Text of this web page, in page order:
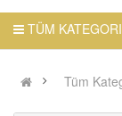
TÜM
Tüm